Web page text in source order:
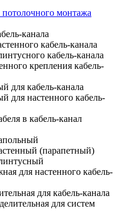
монтажа
канала
кабель-канала
кабель-канала
крепления кабель-
для кабель-канала
для настенного кабель-
в кабель-канал
(парапетный)
для настенного кабель-
для кабель-канала
для систем